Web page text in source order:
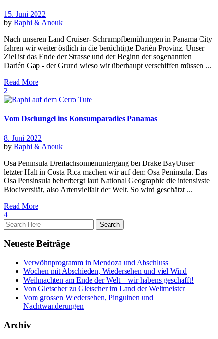
15. Juni 2022
by Raphi & Anouk
Nach unseren Land Cruiser- Schrumpfbemühungen in Panama City
fahren wir weiter östlich in die berüchtigte Darién Provinz. Unser
Ziel ist das Ende der Strasse und der Beginn der sogenannten
Darién Gap - der Grund wieso wir überhaupt verschiffen müssen ...
Read More
2
Vom Dschungel ins Konsumparadies Panamas
8. Juni 2022
by Raphi & Anouk
Osa Peninsula Dreifachsonnenuntergang bei Drake BayUnser
letzter Halt in Costa Rica machen wir auf dem Osa Peninsula. Das
Osa Pensinsula beherbergt laut National Geographic die intensivste
Biodiversität, also Artenvielfalt der Welt. So wird geschätzt ...
Read More
4
Neueste Beiträge
Verwöhnprogramm in Mendoza und Abschluss
Wochen mit Abschieden, Wiedersehen und viel Wind
Weihnachten am Ende der Welt – wir habens geschafft!
Von Gletscher zu Gletscher im Land der Weltmeister
Vom grossen Wiedersehen, Pinguinen und
Nachtwanderungen
Archiv